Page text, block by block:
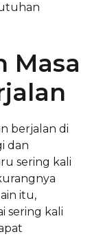
Masa
berjalan di
dan
sering kali
itu,
sering kali